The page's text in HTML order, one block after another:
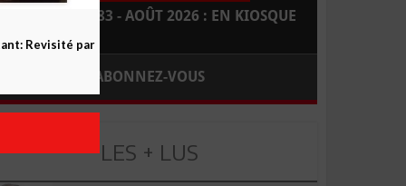
LEADERS N° 183 - AOÛT 2026 : EN KIOSQUE
ABONNEZ-VOUS
LES + LUS
Revisité par